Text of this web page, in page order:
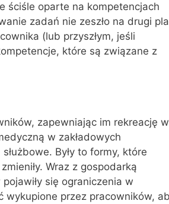
ściśle oparte na kompetencjach
zadań nie zeszło na drugi
(lub przyszłym, jeśli
które są związane z
zapewniając im rekreację w
w zakładowych
Były to formy, które
Wraz z gospodarką
się ograniczenia w
wykupione przez pracowników,